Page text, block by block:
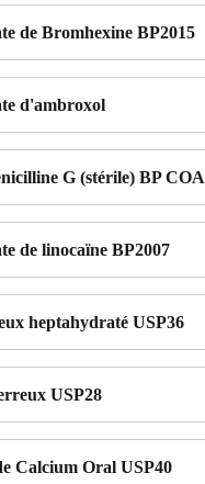
de Bromhexine BP2015
d'ambroxol
G (stérile) BP COA
de linocaïne BP2007
heptahydraté USP36
USP28
Calcium Oral USP40